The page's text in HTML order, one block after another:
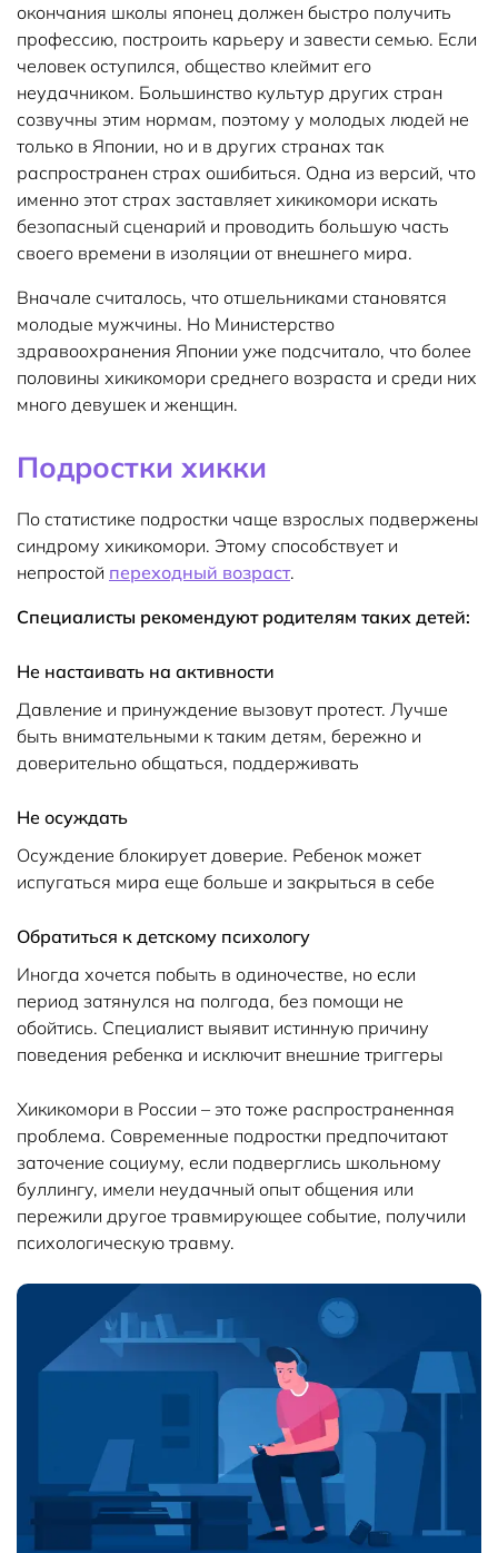
окончания школы японец должен быстро получить
профессию, построить карьеру и завести семью. Если
человек оступился, общество клеймит его
неудачником. Большинство культур других стран
созвучны этим нормам, поэтому у молодых людей не
только в Японии, но и в других странах так
распространен страх ошибиться. Одна из версий, что
именно этот страх заставляет хикикомори искать
безопасный сценарий и проводить большую часть
своего времени в изоляции от внешнего мира.
Вначале считалось, что отшельниками становятся
молодые мужчины. Но Министерство
здравоохранения Японии уже подсчитало, что более
половины хикикомори среднего возраста и среди них
много девушек и женщин.
Подростки хикки
По статистике подростки чаще взрослых подвержены
синдрому хикикомори. Этому способствует и
непростой переходный возраст.
Специалисты рекомендуют родителям таких детей:
Не настаивать на активности
Давление и принуждение вызовут протест. Лучше
быть внимательными к таким детям, бережно и
доверительно общаться, поддерживать
Не осуждать
Осуждение блокирует доверие. Ребенок может
испугаться мира еще больше и закрыться в себе
Обратиться к детскому психологу
Иногда хочется побыть в одиночестве, но если
период затянулся на полгода, без помощи не
обойтись. Специалист выявит истинную причину
поведения ребенка и исключит внешние триггеры
Хикикомори в России – это тоже распространенная
проблема. Современные подростки предпочитают
заточение социуму, если подверглись школьному
буллингу, имели неудачный опыт общения или
пережили другое травмирующее событие, получили
психологическую травму.